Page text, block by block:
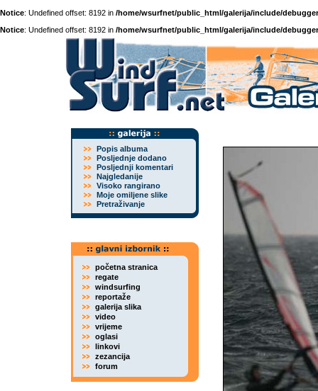
Notice: Undefined offset: 8192 in /home/wsurfnet/public_html/galerija/include/
Notice: Undefined offset: 8192 in /home/wsurfnet/public_html/galerija/include/
Popis albuma
Posljednje dodano
Posljednji komentari
Najgledanije
Visoko rangirano
Moje omiljene slike
Pretraživanje
početna stranica
regate
windsurfing
reportaže
galerija slika
video
vrijeme
oglasi
linkovi
zezancija
forum